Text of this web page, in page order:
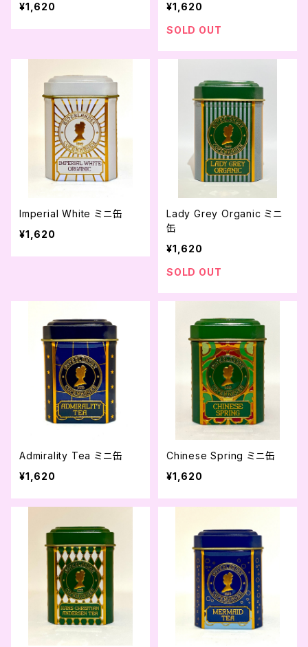
¥1,620
¥1,620
SOLD OUT
Imperial White ミニ缶
¥1,620
Lady Grey Organic ミニ
缶
¥1,620
SOLD OUT
Admirality Tea ミニ缶
¥1,620
Chinese Spring ミニ缶
¥1,620